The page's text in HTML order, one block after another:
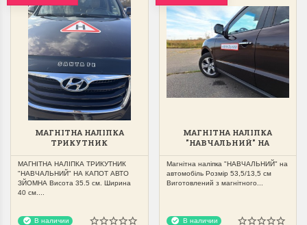
МАГНІТНА НАЛІПКА
ТРИКУТНИК
"НАВЧАЛЬНИЙ" НА КАПОТ
АВТО ЗЙОМНА
МАГНІТНА НАЛІПКА ТРИКУТНИК
"НАВЧАЛЬНИЙ" НА КАПОТ АВТО
ЗЙОМНА Висота 35.5 см. Ширина
40 см....
В наличии
МАГНІТНА НАЛІПКА
"НАВЧАЛЬНИЙ" НА
АВТОМОБІЛЬ 53,5/13,5СМ
Магнітна наліпка "НАВЧАЛЬНИЙ" на
автомобіль Розмір 53,5/13,5 см
Виготовлений з магнітного...
В наличии